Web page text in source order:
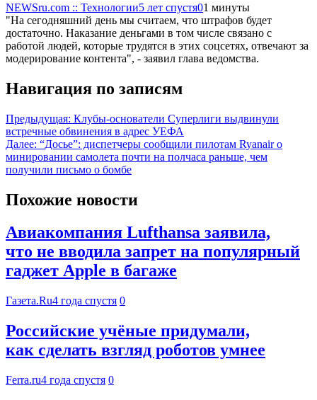
NEWSru.com :: Технологии5 лет спустя01 минуты
"На сегодняшний день мы считаем, что штрафов будет
достаточно. Наказание деньгами в том числе связано с
работой людей, которые трудятся в этих соцсетях, отвечают за
модерирование контента", - заявил глава ведомства.
Навигация по записям
Предыдущая: Клубы-основатели Суперлиги выдвинули
встречные обвинения в адрес УЕФА
Далее: “Досье”: диспетчеры сообщили пилотам Ryanair о
минировании самолета почти на полчаса раньше, чем
получили письмо о бомбе
Похожие новости
Авиакомпания Lufthansa заявила,
что не вводила запрет на популярный
гаджет Apple в багаже
Газета.Ru4 года спустя 0
Российские учёные придумали,
как сделать взгляд роботов умнее
Ferra.ru4 года спустя 0